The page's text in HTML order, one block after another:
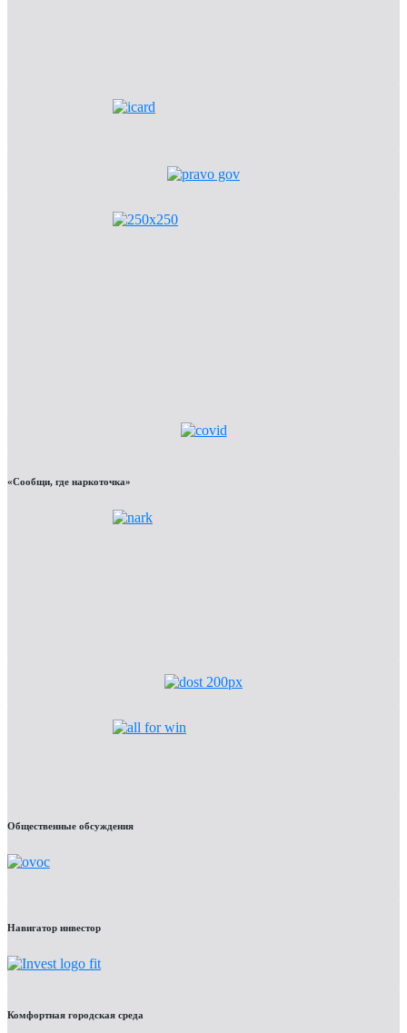
«Сообщи, где наркоточка»
Общественные обсуждения
Навигатор инвестор
Комфортная городская среда